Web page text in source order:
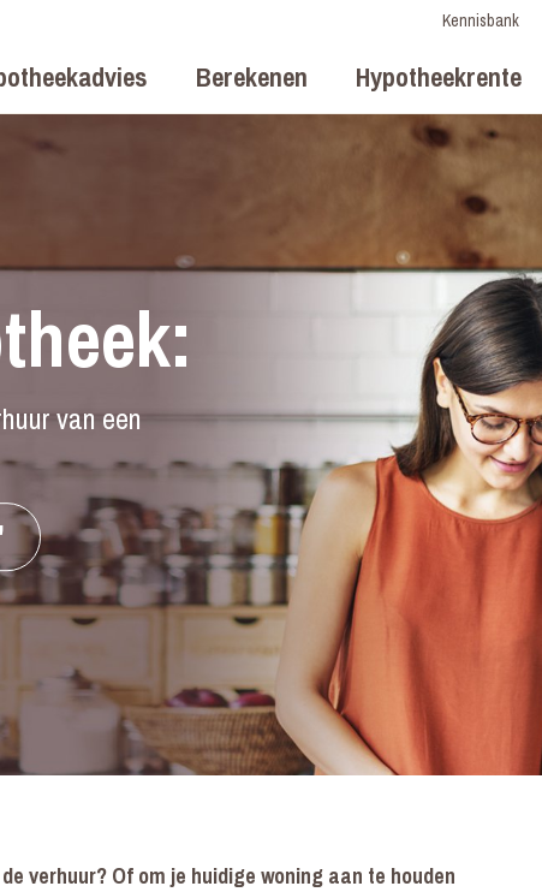
Kennisbank
Berekenen Hypotheekrente
van een
verhuur? Of om je huidige woning aan te houden